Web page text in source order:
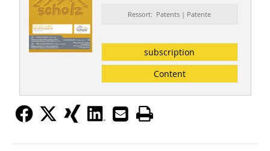
Ressort: Patents | Patente
subscription
Content